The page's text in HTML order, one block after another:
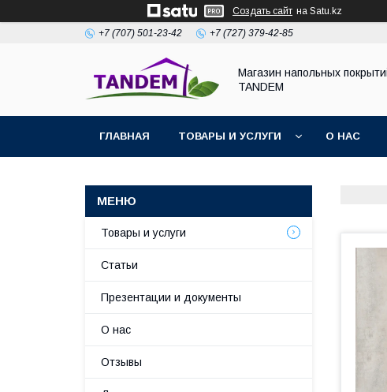
Создать сайт на Satu.kz
+7 (707) 501-23-42 +7 (727) 379-42-85
Магазин напольных
TANDEM
ГЛАВНАЯ ТОВАРЫ И УСЛУГИ О НАС
Товары и услуги
Статьи
Презентации и документы
О нас
Отзывы